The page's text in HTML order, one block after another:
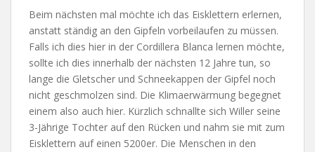
Beim nächsten mal möchte ich das Eisklettern erlernen,
anstatt ständig an den Gipfeln vorbeilaufen zu müssen.
Falls ich dies hier in der Cordillera Blanca lernen möchte,
sollte ich dies innerhalb der nächsten 12 Jahre tun, so
lange die Gletscher und Schneekappen der Gipfel noch
nicht geschmolzen sind. Die Klimaerwärmung begegnet
einem also auch hier. Kürzlich schnallte sich Willer seine
3-Jährige Tochter auf den Rücken und nahm sie mit zum
Eisklettern auf einen 5200er. Die Menschen in den